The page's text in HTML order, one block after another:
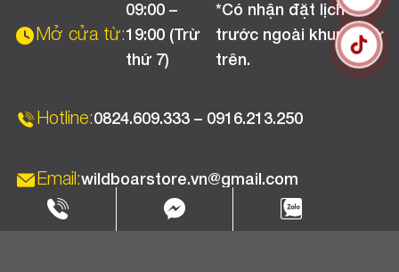
Chương trình khuyến mãi
Chính sách bảo hành
Mở cửa từ:
09:00 –
19:00 (Trừ
thứ 7)
*Có nhận đặt lịch
trước ngoài khung giờ
trên.
Hotline:0824.609.333 – 0916.213.250
Email:wildboarstore.vn@gmail.com